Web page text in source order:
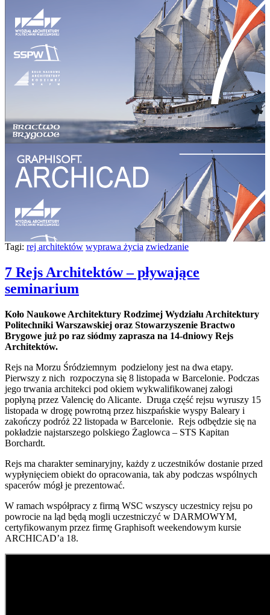
Tagi: rej architektów wyprawa życia zwiedzanie
7 Rejs Architektów – pływające
seminarium
Koło Naukowe Architektury Rodzimej Wydziału Architektury
Politechniki Warszawskiej oraz Stowarzyszenie Bractwo
Brygowe już po raz siódmy zaprasza na 14-dniowy Rejs
Architektów.
Rejs na Morzu Śródziemnym podzielony jest na dwa etapy.
Pierwszy z nich rozpoczyna się 8 listopada w Barcelonie. Podczas
jego trwania architekci pod okiem wykwalifikowanej załogi
popłyną przez Valencię do Alicante. Druga część rejsu wyruszy 15
listopada w drogę powrotną przez hiszpańskie wyspy Baleary i
zakończy podróż 22 listopada w Barcelonie. Rejs odbędzie się na
pokładzie najstarszego polskiego Żaglowca – STS Kapitan
Borchardt.
Rejs ma charakter seminaryjny, każdy z uczestników dostanie przed
wypłynięciem obiekt do opracowania, tak aby podczas wspólnych
spacerów mógł je prezentować.
W ramach współpracy z firmą WSC wszyscy uczestnicy rejsu po
powrocie na ląd będą mogli uczestniczyć w DARMOWYM,
certyfikowanym przez firmę Graphisoft weekendowym kursie
ARCHICAD’a 18.